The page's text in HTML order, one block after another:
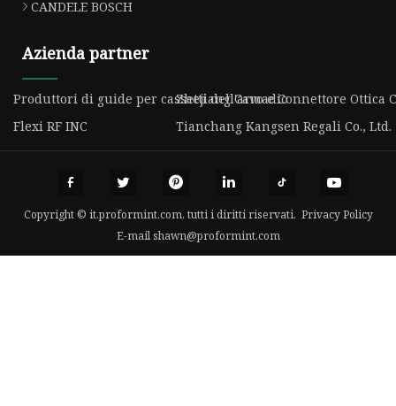
CANDELE BOSCH
Azienda partner
Produttori di guide per cassetti dell'armadio
Zhejiang Cavo e Connettore Ottica
Flexi RF INC
Tianchang Kangsen Regali Co., Ltd.
Copyright © it.proformint.com, tutti i diritti riservati. Privacy Policy
E-mail shawn@proformint.com